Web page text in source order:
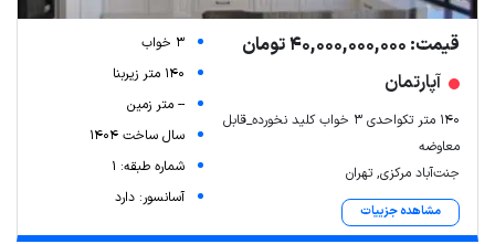
قیمت: 40,000,000,000 تومان
آپارتمان
۱۴۰ متر تکواحدی ۳ خواب کلید نخورده_قابل
معاوضه
جنت‌آباد مرکزی, تهران
مشاهده جزییات
3 خواب
140 متر زیربنا
-- متر زمین
سال ساخت 1404
شماره طبقه: 1
آسانسور: دارد